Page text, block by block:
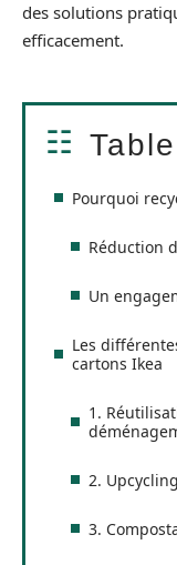
des solutions
efficacement.
Pourquoi
Réduction
Un
Les
cartons Ikea
1.
2.
3.